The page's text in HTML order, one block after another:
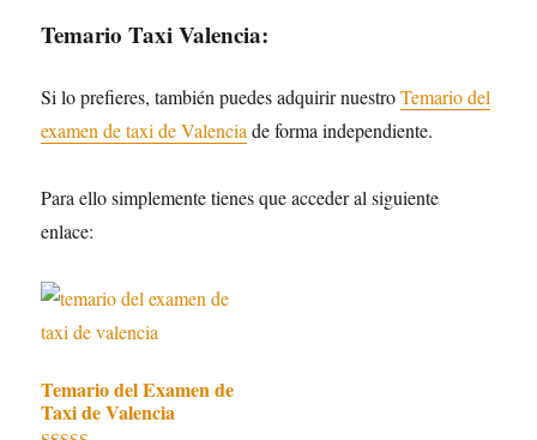
Temario Taxi Valencia:
Si lo prefieres, también puedes adquirir nuestroTemario del
examen de taxi de Valencia de forma independiente.
Para ello simplemente tienes que acceder al siguiente
enlace:
Temario del Examen de
Taxi de Valencia